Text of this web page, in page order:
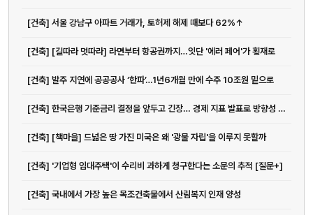
[건축] 서울 강남구 아파트 거래가, 토허제 해제 때보다 62%↑
[건축] [길따라 멋따라] 라면부터 항공권까지…잇단 '에러 페어'가 횡재로
[건축] 발주 지연에 공공공사 ‘한파’…1년6개월 만에 수주 10조원 밑으로
[건축] 한국은행 기준금리 결정을 앞두고 긴장… 경제 지표 발표로 방향성 주목
[건축] [책마을] 드넓은 땅 가진 미국은 왜 '광물 자립'을 이루지 못할까
[건축] '기업형 임대주택'이 수리비 과하게 청구한다는 소문의 추적 [질문+]
[건축] 국내에서 가장 높은 목조건축물에서 산림복지 인재 양성